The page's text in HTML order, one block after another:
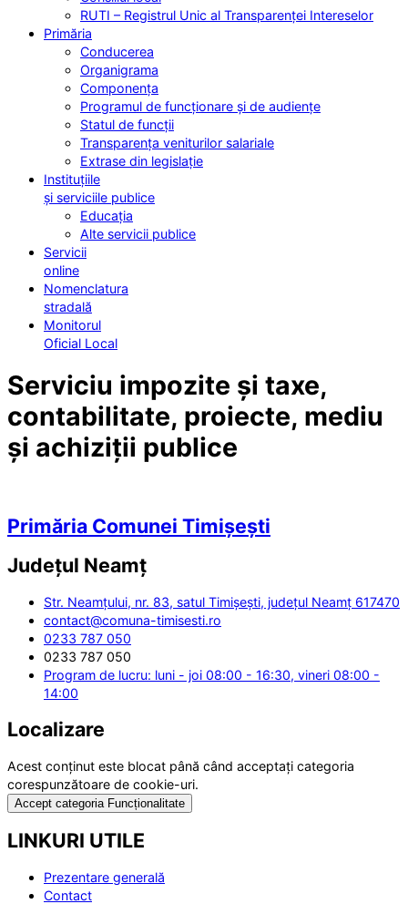
RUTI – Registrul Unic al Transparenței Intereselor
Primăria
Conducerea
Organigrama
Componența
Programul de funcționare și de audiențe
Statul de funcții
Transparența veniturilor salariale
Extrase din legislație
Instituțiile
și serviciile publice
Educația
Alte servicii publice
Servicii
online
Nomenclatura
stradală
Monitorul
Oficial Local
Serviciu impozite și taxe,
contabilitate, proiecte, mediu
și achiziții publice
Primăria Comunei Timișești
Județul Neamț
Str. Neamțului, nr. 83, satul Timișești, județul Neamț 617470
contact@comuna-timisesti.ro
0233 787 050
0233 787 050
Program de lucru: luni - joi 08:00 - 16:30, vineri 08:00 -
14:00
Localizare
Acest conținut este blocat până când acceptați categoria
corespunzătoare de cookie-uri.
Accept categoria Funcționalitate
LINKURI UTILE
Prezentare generală
Contact